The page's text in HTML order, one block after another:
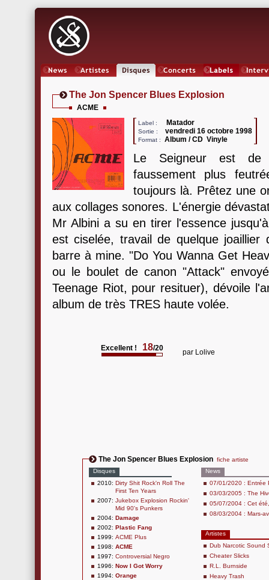
The Jon Spencer Blues Explosion
ACME
Label : Matador
Sortie : vendredi 16 octobre 1998
Format : Album / CD Vinyle
Le Seigneur est de
faussement plus
toujours là. Prêtez une
aux collages sonores. L'énergie
Mr Albini a su en tirer l'essence
est ciselée, travail de quelque
barre à mine. "Do You Wanna Get
ou le boulet de canon "Attack"
Teenage Riot, pour resituer), dévoile
album de très TRES haute volée.
Excellent ! 18/20 par Lolive
The Jon Spencer Blues Explosion fiche artiste
Disques
2010: Dirty Shit Rock'n Roll The
First Ten Years
2007: Jukebox Explosion Rockin'
Mid 90's Punkers
2004: Damage
2002: Plastic Fang
1999: ACME Plus
1998: ACME
1997: Controversial Negro
1996: Now I Got Worry
1994: Orange
News
07/01/2020 : Entrée
03/03/2005 : The
05/07/2004 : Cet
08/03/2004 : Mars-
Artistes
Dub Narcotic Sound
Cheater Slicks
R.L. Burnside
Heavy Trash